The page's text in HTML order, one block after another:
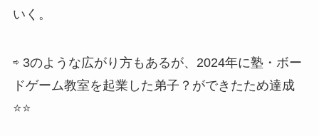
いく。
⇨ 3のような広がり方もあるが、2024年に塾・ボー
ドゲーム教室を起業した弟子？ができたため達成
⭐️⭐️